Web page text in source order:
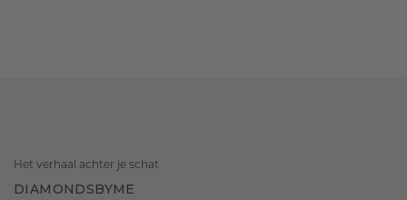
Het verhaal achter je schat
DIAMONDSBYME